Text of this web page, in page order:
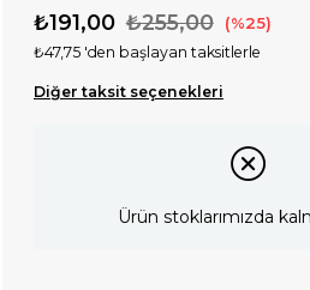
₺255,00
₺191,00 25
₺47,75 'den başlayan taksitlerle
Diğer taksit seçenekleri
Ürün stoklarımızda